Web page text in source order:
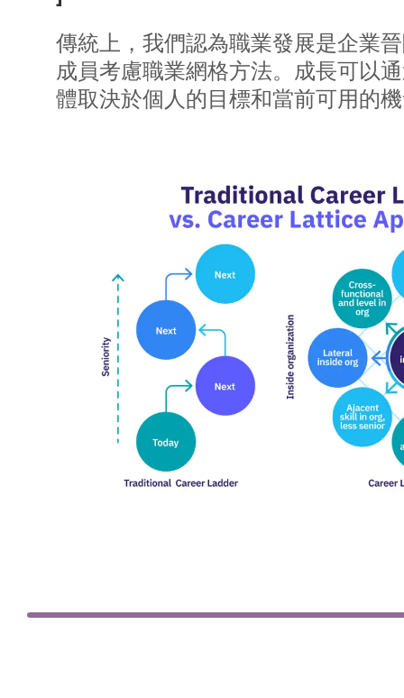
傳統上，我們認為職業發展是企業
成員考慮職業網格方法。成長可以
體取決於個人的目標和當前可用的